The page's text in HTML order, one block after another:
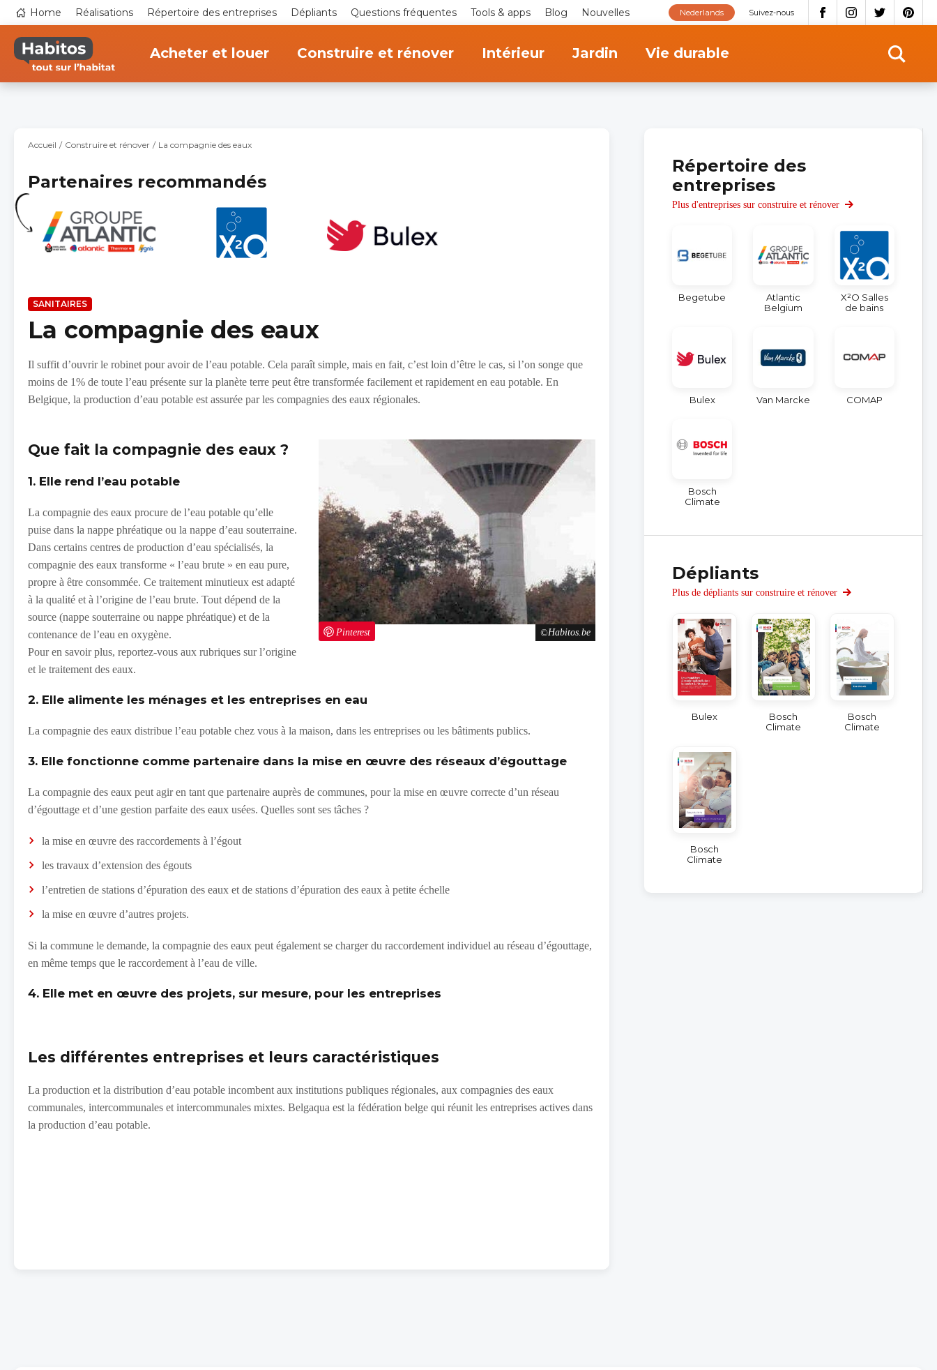
contenu
principal
Top
navigation
Home Réalisations Répertoire des entreprises Dépliants Questions fréquentes Tools & apps Blog Nouvelles Suivez-nous
Nederlands
Acheter et louer Construire et rénover Intérieur Jardin Vie durable
Accueil Construire et rénover La compagnie des eaux
Partenaires recommandés
SANITAIRES
La compagnie des eaux
Il suffit d’ouvrir le robinet pour avoir de l’eau potable. Cela paraît simple, mais en fait, c’est loin d’être le cas, si l’on songe que
moins de 1% de toute l’eau présente sur la planète terre peut être transformée facilement et rapidement en eau potable. En
Belgique, la production d’eau potable est assurée par les compagnies des eaux régionales.
Habitos.be
Pinterest
Que fait la compagnie des eaux ?
1. Elle rend l’eau potable
La compagnie des eaux procure de l’eau potable qu’elle
puise dans la nappe phréatique ou la nappe d’eau souterraine.
Dans certains centres de production d’eau spécialisés, la
compagnie des eaux transforme « l’eau brute » en eau pure,
propre à être consommée. Ce traitement minutieux est adapté
à la qualité et à l’origine de l’eau brute. Tout dépend de la
source (nappe souterraine ou nappe phréatique) et de la
contenance de l’eau en oxygène.
Pour en savoir plus, reportez-vous aux rubriques sur l’origine
et le traitement des eaux.
2. Elle alimente les ménages et les entreprises en eau
La compagnie des eaux distribue l’eau potable chez vous à la maison, dans les entreprises ou les bâtiments publics.
3. Elle fonctionne comme partenaire dans la mise en œuvre des réseaux d’égouttage
La compagnie des eaux peut agir en tant que partenaire auprès de communes, pour la mise en œuvre correcte d’un réseau
d’égouttage et d’une gestion parfaite des eaux usées. Quelles sont ses tâches ?
la mise en œuvre des raccordements à l’égout
les travaux d’extension des égouts
l’entretien de stations d’épuration des eaux et de stations d’épuration des eaux à petite échelle
la mise en œuvre d’autres projets.
Si la commune le demande, la compagnie des eaux peut également se charger du raccordement individuel au réseau d’égouttage,
en même temps que le raccordement à l’eau de ville.
4. Elle met en œuvre des projets, sur mesure, pour les entreprises
Les différentes entreprises et leurs caractéristiques
La production et la distribution d’eau potable incombent aux institutions publiques régionales, aux compagnies des eaux
communales, intercommunales et intercommunales mixtes. Belgaqua est la fédération belge qui réunit les entreprises actives dans
la production d’eau potable.
Répertoire des
entreprises
Plus d'entreprises sur construire et rénover
Begetube
Atlantic
Belgium
X²O Salles
de bains
Bulex Van Marcke COMAP
Bosch
Climate
Dépliants
Plus de dépliants sur construire et rénover
Bulex
Bosch
Climate
Bosch
Climate
Bosch
Climate